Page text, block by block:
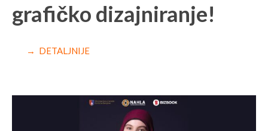
grafičko dizajniranje!
→ DETALJNIJE